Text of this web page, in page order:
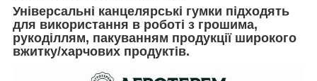
Універсальні канцелярські гумки підходять
для використання в роботі з грошима,
рукоділлям, пакуванням продукції широкого
вжитку/харчових продуктів.